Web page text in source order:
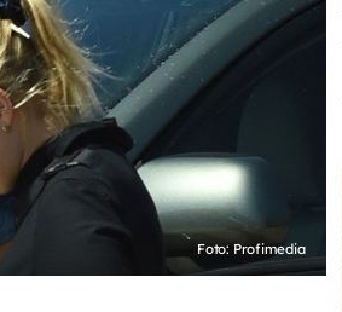
Foto: Profimedia